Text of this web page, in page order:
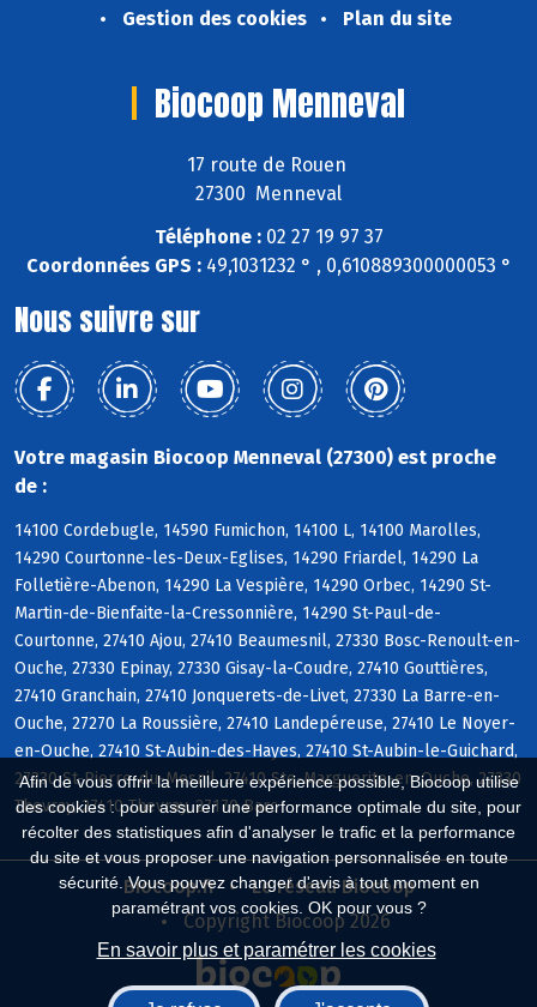
Afin de vous offrir la meilleure expérience possible, Biocoop utilise
des cookies : pour assurer une performance optimale du site, pour
récolter des statistiques afin d'analyser le trafic et la performance
du site et vous proposer une navigation personnalisée en toute
sécurité. Vous pouvez changer d'avis à tout moment en
paramétrant vos cookies. OK pour vous ?
En savoir plus et paramétrer les cookies
Gestion des cookies
Plan du site
Biocoop Menneval
17 route de Rouen
27300 Menneval
Téléphone :02 27 19 97 37
Coordonnées GPS :49,1031232 ° , 0,610889300000053 °
Nous suivre sur
Votre magasin Biocoop Menneval (27300) est proche
de :
14100 Cordebugle, 14590 Fumichon, 14100 L, 14100 Marolles,
14290 Courtonne-les-Deux-Eglises, 14290 Friardel, 14290 La
Folletière-Abenon, 14290 La Vespière, 14290 Orbec, 14290 St-
Martin-de-Bienfaite-la-Cressonnière, 14290 St-Paul-de-
Courtonne, 27410 Ajou, 27410 Beaumesnil, 27330 Bosc-Renoult-en-
Ouche, 27330 Epinay, 27330 Gisay-la-Coudre, 27410 Gouttières,
27410 Granchain, 27410 Jonquerets-de-Livet, 27330 La Barre-en-
Ouche, 27270 La Roussière, 27410 Landepéreuse, 27410 Le Noyer-
en-Ouche, 27410 St-Aubin-des-Hayes, 27410 St-Aubin-le-Guichard,
27330 St-Pierre-du-Mesnil, 27410 Ste-Marguerite-en-Ouche, 27330
Thevray, 27410 Thevray, 27170 Barc
Biocoop.fr
Le réseau Biocoop
Copyright Biocoop 2026